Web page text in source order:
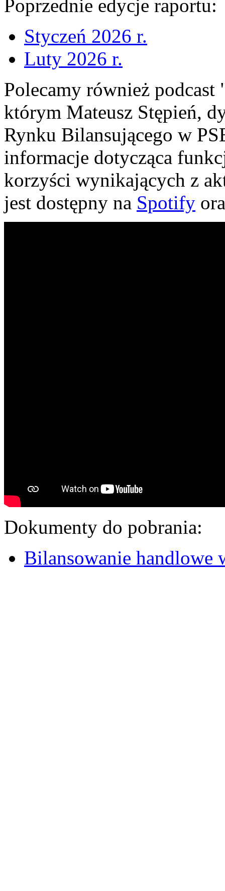
Poprzednie edycje raportu:
Styczeń 2026 r.
Luty 2026 r.
Polecamy również
którym Mateusz Stępień,
Rynku Bilansującego w
informacje dotycząca
korzyści wynikających z
jest dostępny na Spotify
Dokumenty do pobrania:
Bilansowanie handlowe